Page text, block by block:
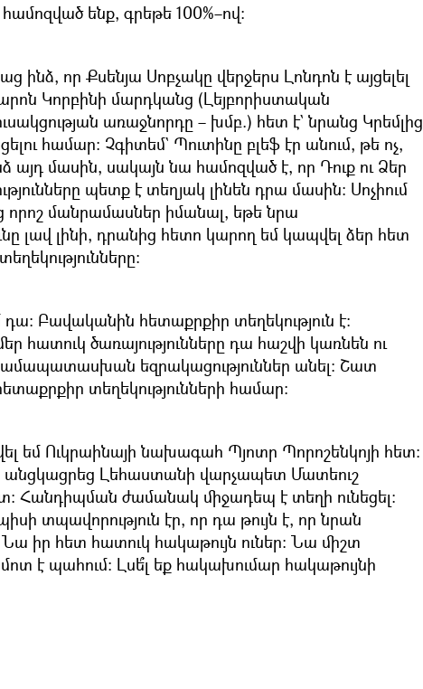
ենք, գրեթե 100%–ով։
ինձ, որ Քսենյա Սոբչակը վերջերս Լոնդոն է այցելել
Կորբինի մարդկանց (Լեյբորիստական
առաջնորդը – խմբ.) հետ է` նրանց Կրեմլից
համար։ Չգիտեմ` Պուտինը բլեֆ էր անում, թե ոչ,
այդ մասին, սակայն նա համոզված է, որ Դուք ու Ձեր
պետք է տեղյակ լինեն դրա մասին։ Սոչիում
որոշ մանրամասներ իմանալ, եթե նրա
լավ լինի, դրանից հետո կարող եմ կապվել ձեր հետ
Բավականին հետաքրքիր տեղեկություն է։
հատուկ ծառայությունները դա հաշվի կառնեն ու
եզրակացություններ անել։ Շատ
տեղեկությունների համար։
եմ Ուկրաինայի նախագահ Պյոտր Պորոշենկոյի հետ։
Լեհաստանի վարչապետ Մատեուշ
Հանդիպման ժամանակ միջադեպ է տեղի ունեցել։
տպավորություն էր, որ դա թույն է, որ նրան
Նա իր հետ հատուկ հակաթույն ուներ։ Նա միշտ
է պահում։ Լսե՞լ եք հակախումար հակաթույնի